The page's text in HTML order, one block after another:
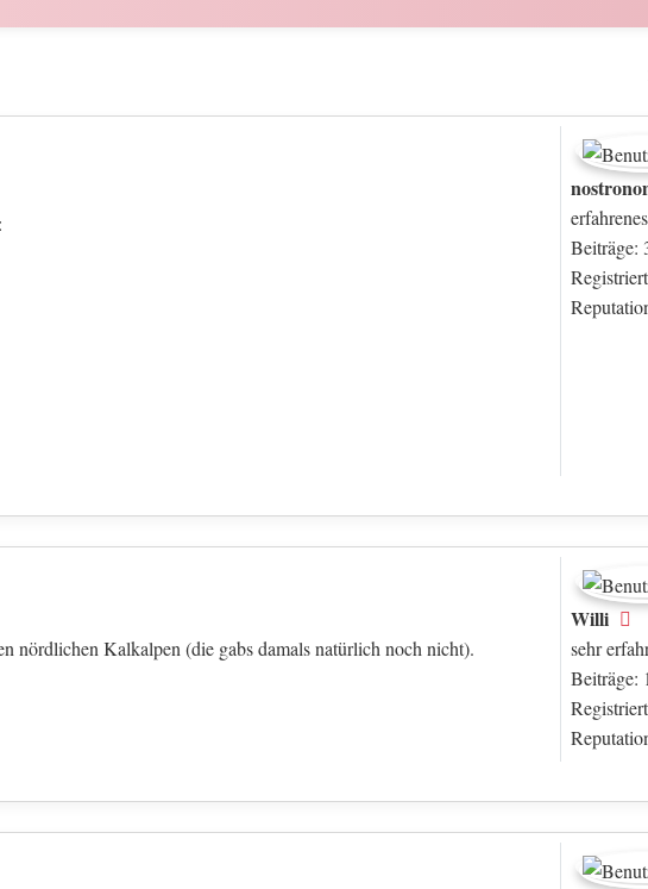
Beiträge:
Willi
sehr
Beiträge:
nördlichen Kalkalpen (die gabs damals natürlich noch nicht).